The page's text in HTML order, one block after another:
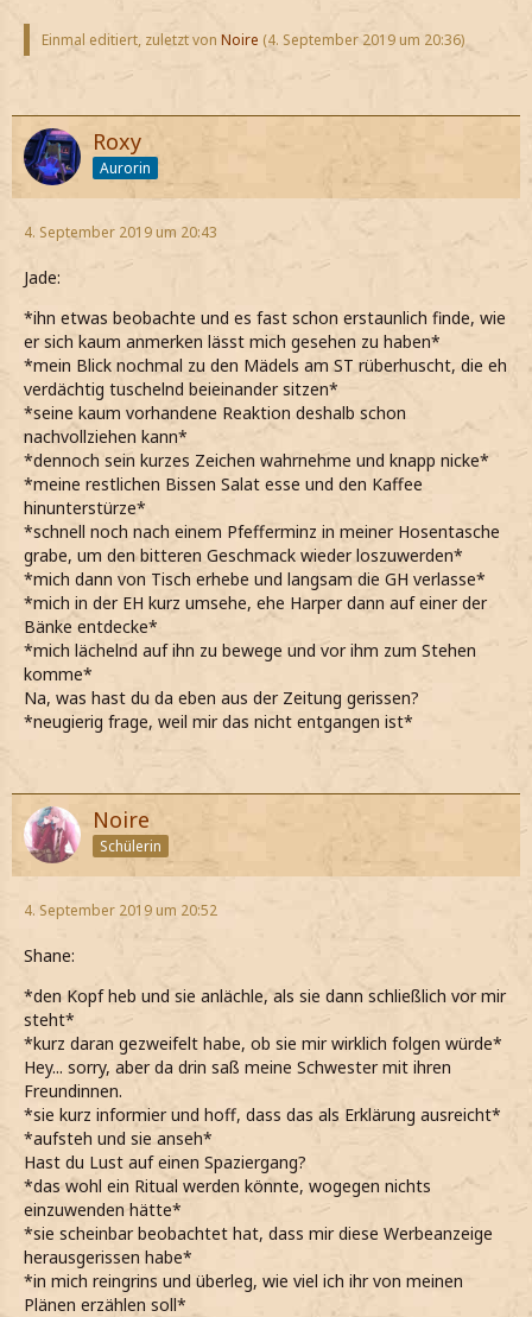
Einmal editiert, zuletzt von Noire (4. September 2019 um 20:36)
Roxy
Aurorin
4. September 2019 um 20:43
Jade:
*ihn etwas beobachte und es fast schon erstaunlich finde, wie
er sich kaum anmerken lässt mich gesehen zu haben*
*mein Blick nochmal zu den Mädels am ST rüberhuscht, die eh
verdächtig tuschelnd beieinander sitzen*
*seine kaum vorhandene Reaktion deshalb schon
nachvollziehen kann*
*dennoch sein kurzes Zeichen wahrnehme und knapp nicke*
*meine restlichen Bissen Salat esse und den Kaffee
hinunterstürze*
*schnell noch nach einem Pfefferminz in meiner Hosentasche
grabe, um den bitteren Geschmack wieder loszuwerden*
*mich dann von Tisch erhebe und langsam die GH verlasse*
*mich in der EH kurz umsehe, ehe Harper dann auf einer der
Bänke entdecke*
*mich lächelnd auf ihn zu bewege und vor ihm zum Stehen
komme*
Na, was hast du da eben aus der Zeitung gerissen?
*neugierig frage, weil mir das nicht entgangen ist*
Noire
Schülerin
4. September 2019 um 20:52
Shane:
*den Kopf heb und sie anlächle, als sie dann schließlich vor mir
steht*
*kurz daran gezweifelt habe, ob sie mir wirklich folgen würde*
Hey... sorry, aber da drin saß meine Schwester mit ihren
Freundinnen.
*sie kurz informier und hoff, dass das als Erklärung ausreicht*
*aufsteh und sie anseh*
Hast du Lust auf einen Spaziergang?
*das wohl ein Ritual werden könnte, wogegen nichts
einzuwenden hätte*
*sie scheinbar beobachtet hat, dass mir diese Werbeanzeige
herausgerissen habe*
*in mich reingrins und überleg, wie viel ich ihr von meinen
Plänen erzählen soll*